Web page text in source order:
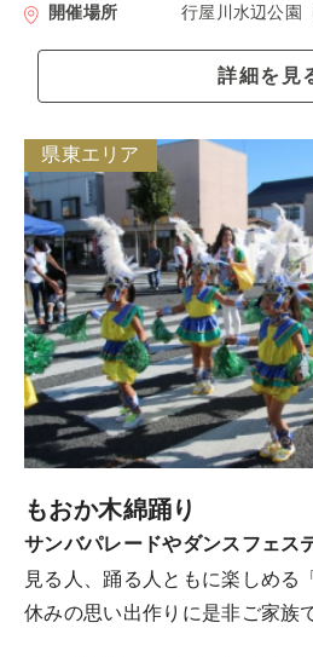
開催場所
行屋川水辺公園
詳細を見
もおか木綿踊り
県東エリア
サンバパレードやダンスフェス
見る人、踊る人ともに楽しめる
休みの思い出作りに是非ご家族